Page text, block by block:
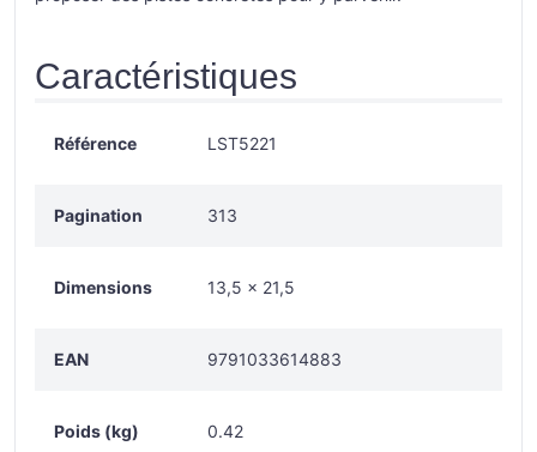
Caractéristiques
Référence LST5221
Pagination 313
Dimensions 13,5 × 21,5
EAN 9791033614883
Poids (kg) 0.42